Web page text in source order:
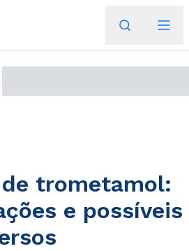
trometamol:
e possíveis